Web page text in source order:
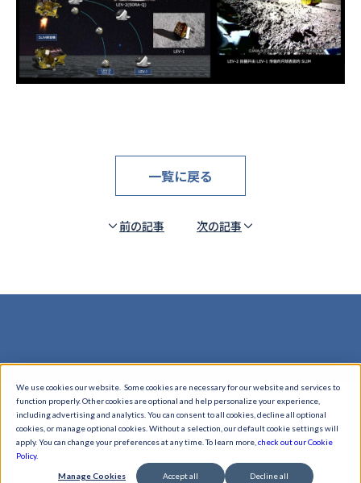
We use cookies our website. Some cookies are necessary for our website and services to
function properly. Other cookies are optional and help personalize your experience,
including advertising and analytics. You can consent to all cookies, decline all optional
cookies, or manage optional cookies. Without a selection, our default cookie settings will
apply. You can change your preferences at any time. To learn more, check out our Cookie
Policy.
Manage Cookies Accept all Decline all
前の記事
一覧に戻る
次の記事
Copyright © Seiko Instruments Inc. 2026,